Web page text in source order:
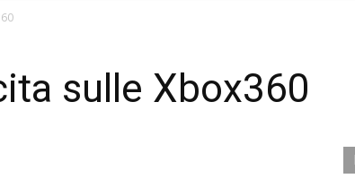
sulle Xbox360